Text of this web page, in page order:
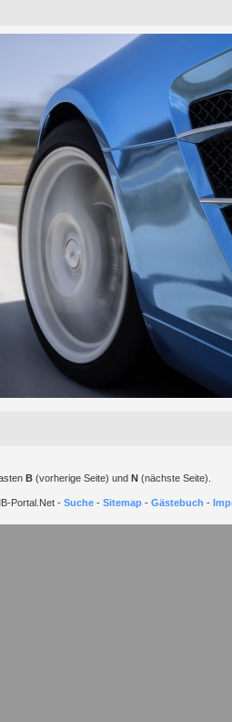
B (vorherige Seite) und N (nächste Seite).
Portal.Net - Suche - Sitemap - Gästebuch -